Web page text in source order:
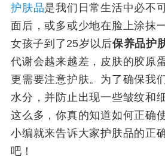
护肤品是我们日常生活中必不
面后，或多或少地在脸上涂抹
女孩子到了25岁以后保养品护
代谢会越来越差，皮肤的胶原
更需要注意护肤。为了确保我
水分，并防止出现一些皱纹和
这么多，你真的知道如何正确
小编就来告诉大家护肤品的正
吧！